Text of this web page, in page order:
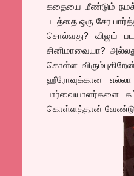
கதையை மீண்டும்
படத்தை ஒரு சேர
சொல்வது? விஜய்
சினிமாவையா?
கொள்ள
ஹீரோவுக்கான எல்லா
பார்வையாளர்களை
கொள்ளத்தான்